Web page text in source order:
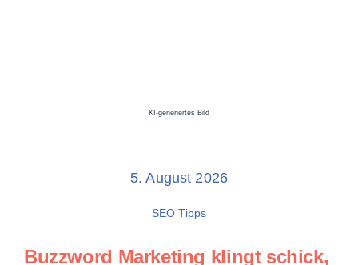
KI-generiertes Bild
5. August 2026
SEO Tipps
Buzzword Marketing klingt schick,